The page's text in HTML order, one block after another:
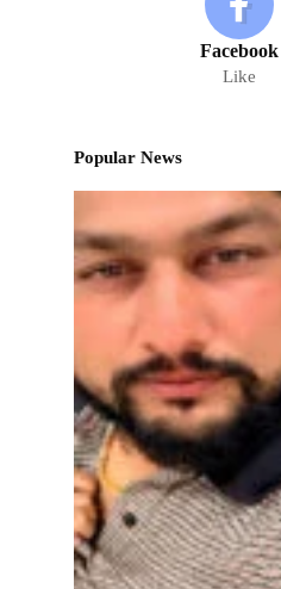
Facebook
Like
Popular News